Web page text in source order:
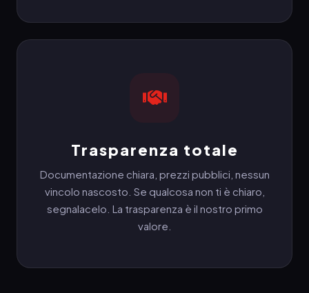
Trasparenza totale
Documentazione chiara, prezzi pubblici, nessun
vincolo nascosto. Se qualcosa non ti è chiaro,
segnalacelo. La trasparenza è il nostro primo
valore.